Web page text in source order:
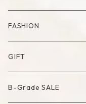
Bowl
Cutlery
Compote・Cake Stand
Artificial Flower
Artificial Bouquet
Candle
Candle Accessory
Accessory Case
Lamp
Object
Towel
Mat
FASHION
Bag
Socks
GIFT
B-Grade SALE